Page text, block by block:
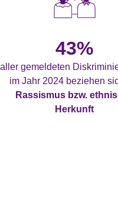
43%
aller gemeldeten
im Jahr 2024 beziehen
Rassismus bzw.
Herkunft